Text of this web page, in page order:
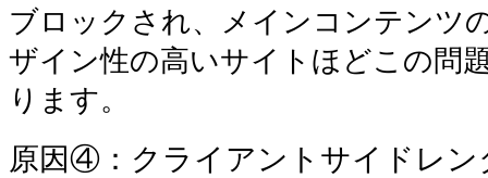
ブロックされ、メインコンテンツ
ザイン性の高いサイトほどこの問
ります。
原因④：クライアントサイドレン